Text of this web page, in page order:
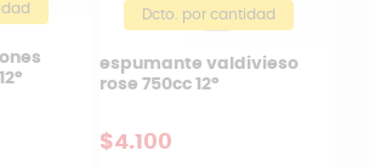
Dcto. por cantidad
espumante valdivieso
rose 750cc 12°
$4.100